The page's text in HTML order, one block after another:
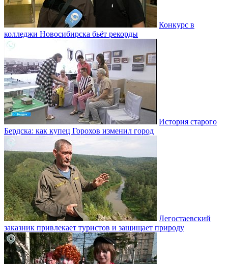
Конкурс в
колледжи Новосибирска бьёт рекорды
История старого
Бердска: как купец Горохов изменил город
Легостаевский
заказник привлекает туристов и защищает природу